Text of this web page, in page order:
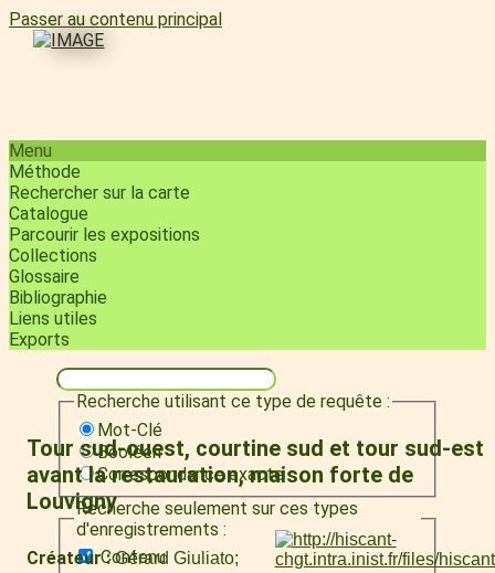
Passer au contenu principal
Menu
Méthode
Rechercher sur la carte
Catalogue
Parcourir les expositions
Collections
Glossaire
Bibliographie
Liens utiles
Exports
Recherche utilisant ce type de requête :
Mot-Clé
Booléen
Correspondance exacte
Recherche seulement sur ces types
d'enregistrements :
Contenu
Tour sud-ouest, courtine sud et tour sud-est
avant la restauration, maison forte de
Louvigny
Créateur
Gérard Giuliato